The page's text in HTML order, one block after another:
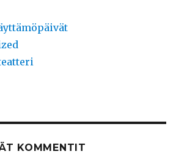
KOMMENTIT